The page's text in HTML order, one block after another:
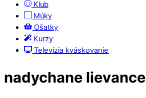
Klub
Múky
Ošatky
Kurzy
Televízia kváskovanie
nadychane lievance